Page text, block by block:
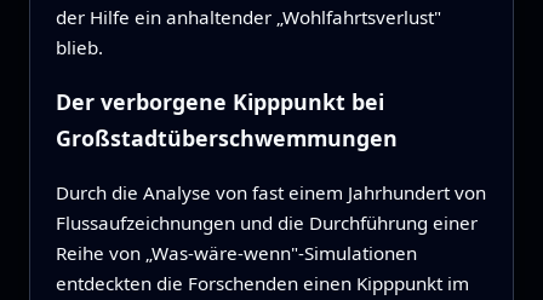
der Hilfe ein anhaltender „Wohlfahrtsverlust"
blieb.
Der verborgene Kipppunkt bei
Großstadtüberschwemmungen
Durch die Analyse von fast einem Jahrhundert von
Flussaufzeichnungen und die Durchführung einer
Reihe von „Was-wäre-wenn"-Simulationen
entdeckten die Forschenden einen Kipppunkt im